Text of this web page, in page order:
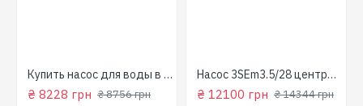
Купить насос для воды в колодец (800 Вт, напор: 43м, производит: 90 л/мин) GARDEN 1000-4-Robot "NPO"
₴ 8228 грн ₴ 8756 грн
Насос 3SEm3.5/28 центробежный скважинный 1,5кВт Н107м 90л/мин Ø80мм Aquatica Dongyin 777395
₴ 12100 грн ₴ 14344 грн